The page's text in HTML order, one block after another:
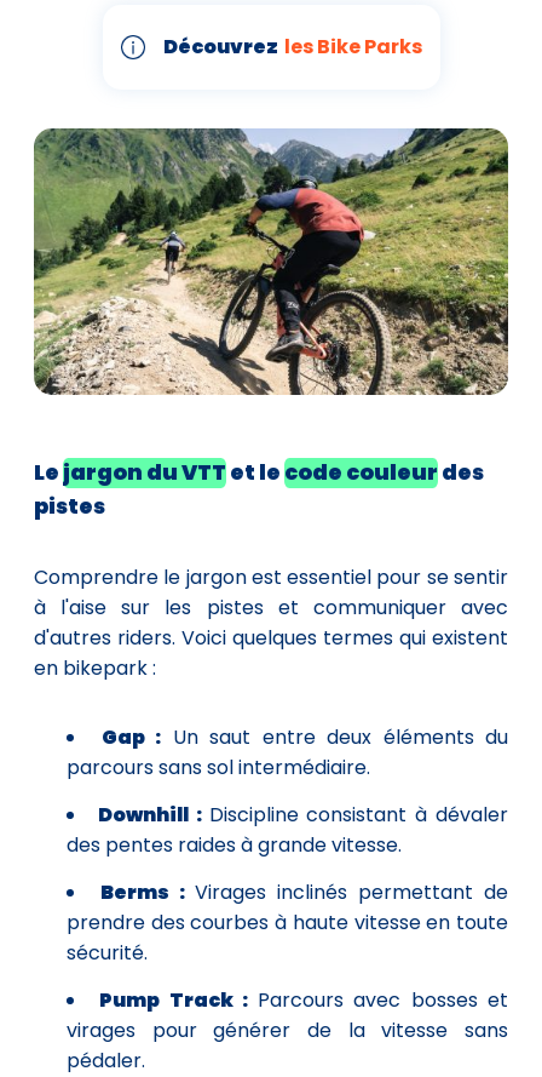
Découvrez les Bike Parks
Lejargon du VTTet lecode couleurdes
pistes
Comprendre le jargon est essentiel pour se sentir
à l'aise sur les pistes et communiquer avec
d'autres riders. Voici quelques termes qui existent
en bikepark :
Gap : Un saut entre deux éléments du
parcours sans sol intermédiaire.
Downhill : Discipline consistant à dévaler
des pentes raides à grande vitesse.
Berms : Virages inclinés permettant de
prendre des courbes à haute vitesse en toute
sécurité.
Pump Track : Parcours avec bosses et
virages pour générer de la vitesse sans
pédaler.